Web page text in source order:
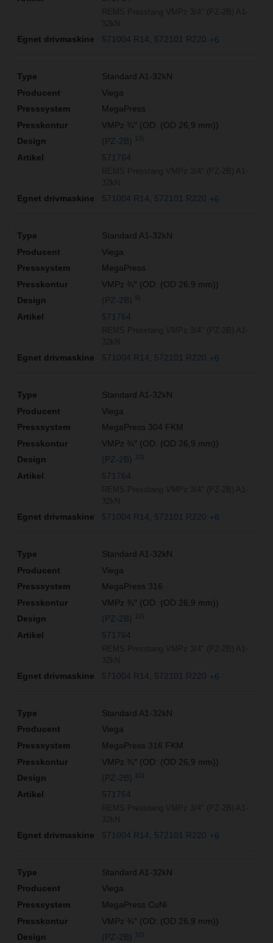
571004 R14 572101 R220 +6
Standard A1-32kN
Viega
MegaPress
VMPz ¾″ (OD: (OD 26,9 mm))
(PZ-2B)
10)
571764
571004 R14 572101 R220 +6
Standard A1-32kN
Viega
MegaPress
VMPz ¾″ (OD: (OD 26,9 mm))
(PZ-2B)
9)
571764
571004 R14 572101 R220 +6
Standard A1-32kN
Viega
MegaPress 304 FKM
VMPz ¾″ (OD: (OD 26,9 mm))
(PZ-2B)
10)
571764
571004 R14 572101 R220 +6
Standard A1-32kN
Viega
MegaPress 316
VMPz ¾″ (OD: (OD 26,9 mm))
(PZ-2B)
10)
571764
571004 R14 572101 R220 +6
Standard A1-32kN
Viega
MegaPress 316 FKM
VMPz ¾″ (OD: (OD 26,9 mm))
(PZ-2B)
10)
571764
571004 R14 572101 R220 +6
Standard A1-32kN
Viega
MegaPress CuNi
VMPz ¾″ (OD: (OD 26,9 mm))
(PZ-2B)
10)